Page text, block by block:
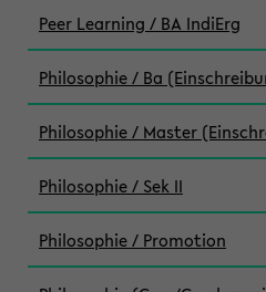
Peer Learning / BA IndiErg
Philosophie / Ba
Philosophie / Master
Philosophie / Sek II
Philosophie / Promotion